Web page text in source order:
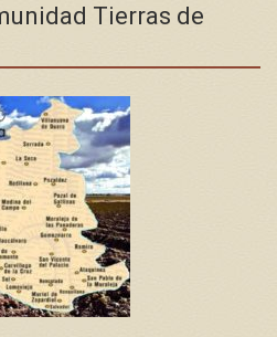
Tierras de